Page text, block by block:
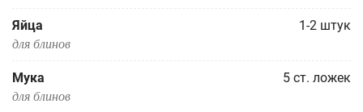
Яйца 1-2 штук
для блинов
Мука 5 ст. ложек
для блинов